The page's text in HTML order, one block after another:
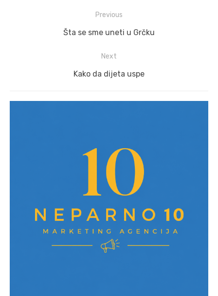
navigation
Previous
Previous
Šta se sme uneti u Grčku
Next
Next
Kako da dijeta uspe